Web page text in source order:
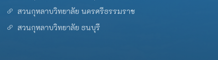
สวนกุหลาบวิทยาลัย นครศรีธรรมราช
สวนกุหลาบวิทยาลัย ธนบุรี